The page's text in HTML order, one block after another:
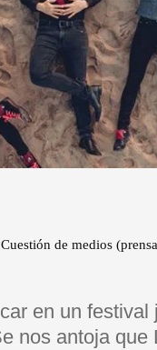
de medios
en un
nos antoja que